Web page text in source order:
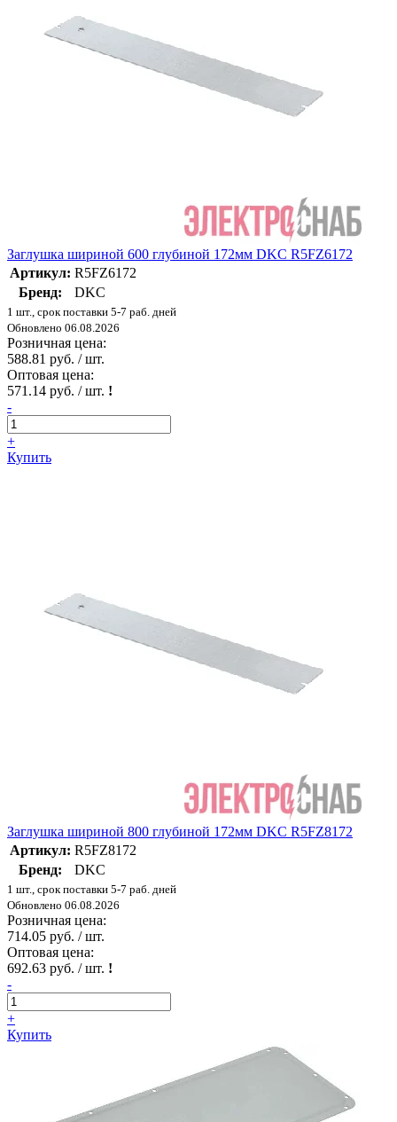
Заглушка шириной 600 глубиной 172мм DKC R5FZ6172
Артикул: R5FZ6172
Бренд:
DKC
1 шт., срок поставки 5-7 раб. дней
Обновлено 06.08.2026
Розничная цена:
588.81 руб. / шт.
Оптовая цена:
571.14 руб. / шт. !
-
+
Купить
Заглушка шириной 800 глубиной 172мм DKC R5FZ8172
Артикул: R5FZ8172
Бренд:
DKC
1 шт., срок поставки 5-7 раб. дней
Обновлено 06.08.2026
Розничная цена:
714.05 руб. / шт.
Оптовая цена:
692.63 руб. / шт. !
-
+
Купить